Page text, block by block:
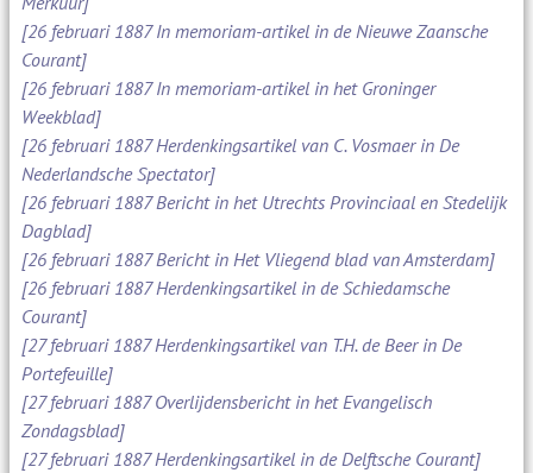
[26 februari 1887 In memoriam-artikel in de Nieuwe Zaansche
Courant]
[26 februari 1887 In memoriam-artikel in het Groninger
Weekblad]
[26 februari 1887 Herdenkingsartikel van C. Vosmaer in De
Nederlandsche Spectator]
[26 februari 1887 Bericht in het Utrechts Provinciaal en Stedelijk
Dagblad]
[26 februari 1887 Bericht in Het Vliegend blad van Amsterdam]
[26 februari 1887 Herdenkingsartikel in de Schiedamsche
Courant]
[27 februari 1887 Herdenkingsartikel van T.H. de Beer in De
Portefeuille]
[27 februari 1887 Overlijdensbericht in het Evangelisch
Zondagsblad]
[27 februari 1887 Herdenkingsartikel in de Delftsche Courant]